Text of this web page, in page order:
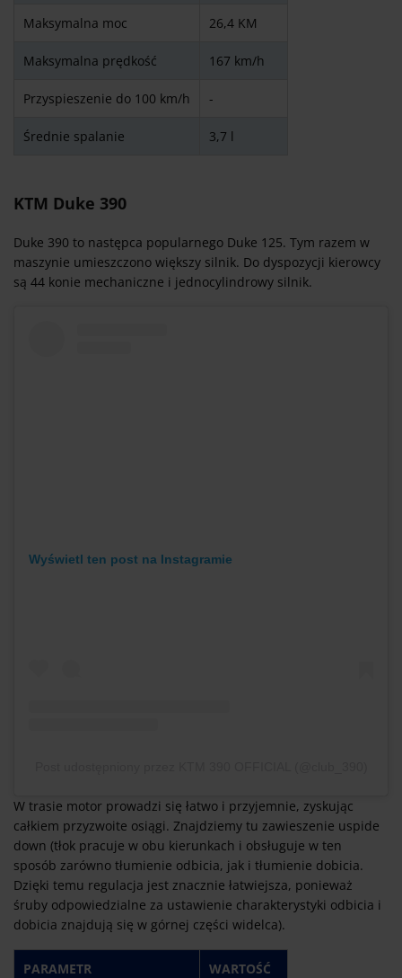
Maksymalna moc 26,4 KM
Maksymalna prędkość 167 km/h
Przyspieszenie do 100 km/h -
Średnie spalanie 3,7 l
KTM Duke 390
Duke 390 to następca popularnego Duke 125. Tym razem w
maszynie umieszczono większy silnik. Do dyspozycji kierowcy
są 44 konie mechaniczne i jednocylindrowy silnik.
Wyświetl ten post na Instagramie
W trasie motor prowadzi się łatwo i przyjemnie, zyskując
całkiem przyzwoite osiągi. Znajdziemy tu zawieszenie uspide
down (tłok pracuje w obu kierunkach i obsługuje w ten
sposób zarówno tłumienie odbicia, jak i tłumienie dobicia.
Dzięki temu regulacja jest znacznie łatwiejsza, ponieważ
śruby odpowiedzialne za ustawienie charakterystyki odbicia i
dobicia znajdują się w górnej części widelca).
PARAMETR WARTOŚĆ